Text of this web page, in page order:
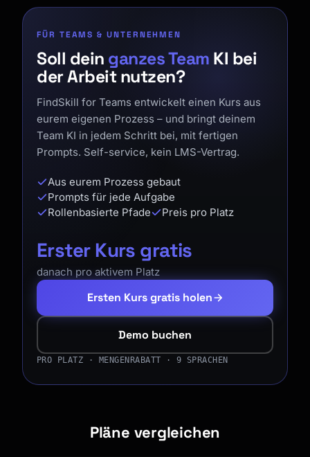
FÜR TEAMS & UNTERNEHMEN
Soll dein ganzes Team KI bei
der Arbeit nutzen?
FindSkill for Teams entwickelt einen Kurs aus
eurem eigenen Prozess – und bringt deinem
Team KI in jedem Schritt bei, mit fertigen
Prompts. Self-service, kein LMS-Vertrag.
Aus eurem Prozess gebaut
Prompts für jede Aufgabe
Rollenbasierte Pfade
Preis pro Platz
Erster Kurs gratis
danach pro aktivem Platz
Ersten Kurs gratis holen
Demo buchen
PRO PLATZ · MENGENRABATT · 9 SPRACHEN
Pläne vergleichen